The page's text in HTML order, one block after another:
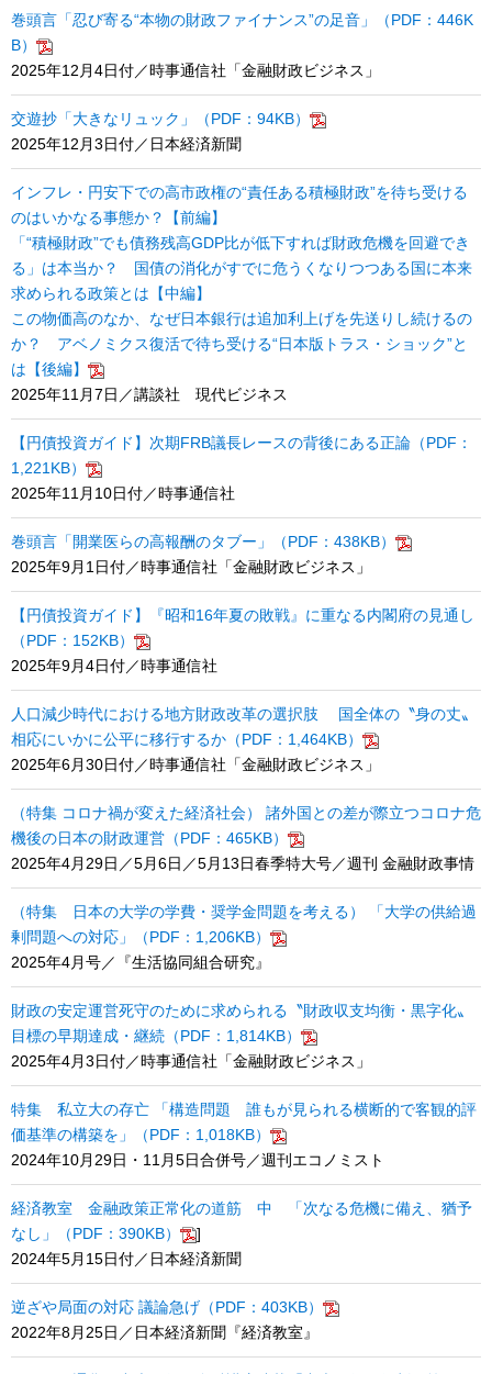
巻頭言「忍び寄る“本物の財政ファイナンス”の足音」（PDF：446K
B）
2025年12月4日付／時事通信社「金融財政ビジネス」
交遊抄「大きなリュック」（PDF：94KB）
2025年12月3日付／日本経済新聞
インフレ・円安下での高市政権の“責任ある積極財政”を待ち受ける
のはいかなる事態か？【前編】
「“積極財政”でも債務残高GDP比が低下すれば財政危機を回避でき
る」は本当か？ 国債の消化がすでに危うくなりつつある国に本来
求められる政策とは【中編】
この物価高のなか、なぜ日本銀行は追加利上げを先送りし続けるの
か？ アベノミクス復活で待ち受ける“日本版トラス・ショック”と
は【後編】
2025年11月7日／講談社 現代ビジネス
【円債投資ガイド】次期FRB議長レースの背後にある正論（PDF：
1,221KB）
2025年11月10日付／時事通信社
巻頭言「開業医らの高報酬のタブー」（PDF：438KB）
2025年9月1日付／時事通信社「金融財政ビジネス」
【円債投資ガイド】『昭和16年夏の敗戦』に重なる内閣府の見通し
（PDF：152KB）
2025年9月4日付／時事通信社
人口減少時代における地方財政改革の選択肢 国全体の〝身の丈〟
相応にいかに公平に移行するか（PDF：1,464KB）
2025年6月30日付／時事通信社「金融財政ビジネス」
（特集 コロナ禍が変えた経済社会） 諸外国との差が際立つコロナ危
機後の日本の財政運営（PDF：465KB）
2025年4月29日／5月6日／5月13日春季特大号／週刊 金融財政事情
（特集 日本の大学の学費・奨学金問題を考える） 「大学の供給過
剰問題への対応」（PDF：1,206KB）
2025年4月号／『生活協同組合研究』
財政の安定運営死守のために求められる〝財政収支均衡・黒字化〟
目標の早期達成・継続（PDF：1,814KB）
2025年4月3日付／時事通信社「金融財政ビジネス」
特集 私立大の存亡 「構造問題 誰もが見られる横断的で客観的評
価基準の構築を」（PDF：1,018KB）
2024年10月29日・11月5日合併号／週刊エコノミスト
経済教室 金融政策正常化の道筋 中 「次なる危機に備え、猶予
なし」（PDF：390KB）
]
2024年5月15日付／日本経済新聞
逆ざや局面の対応 議論急げ（PDF：403KB）
2022年8月25日／日本経済新聞『経済教室』